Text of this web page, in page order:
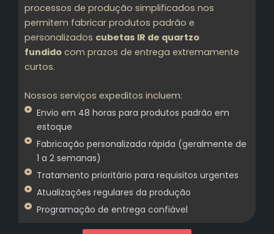
processos de produção simplificados nos
permitem fabricar produtos padrão e
personalizados cubetas IR de quartzo
fundido com prazos de entrega extremamente
curtos.
Nossos serviços expeditos incluem:
Envio em 48 horas para produtos padrão em
estoque
Fabricação personalizada rápida (geralmente de
1 a 2 semanas)
Tratamento prioritário para requisitos urgentes
Atualizações regulares da produção
Programação de entrega confiável